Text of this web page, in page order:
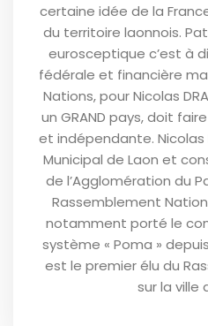
certaine idée de la
du territoire laonnois.
eurosceptique c’est à
fédérale et financière
Nations, pour Nicolas
un GRAND pays, doit
et indépendante. Nicolas
Municipal de Laon et
de l’Agglomération du
Rassemblement
notamment porté le
système « Poma » depuis
est le premier élu du
sur la ville